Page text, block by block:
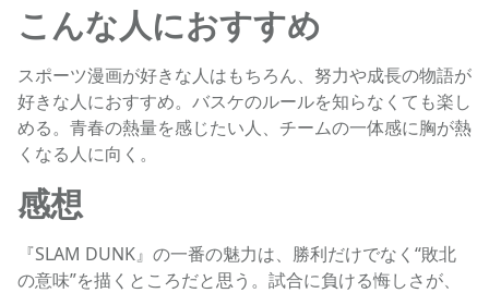
こんな人におすすめ
スポーツ漫画が好きな人はもちろん、努力や成長の物語が
好きな人におすすめ。バスケのルールを知らなくても楽し
める。青春の熱量を感じたい人、チームの一体感に胸が熱
くなる人に向く。
感想
『SLAM DUNK』の一番の魅力は、勝利だけでなく“敗北
の意味”を描くところだと思う。試合に負ける悔しさが、